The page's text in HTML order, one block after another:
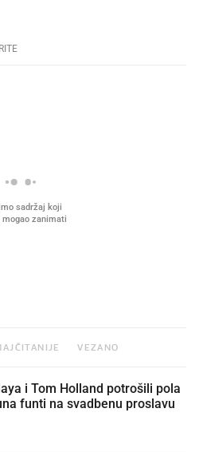
VEZANO
i Tom Holland potrošili pola
funti na svadbenu proslavu